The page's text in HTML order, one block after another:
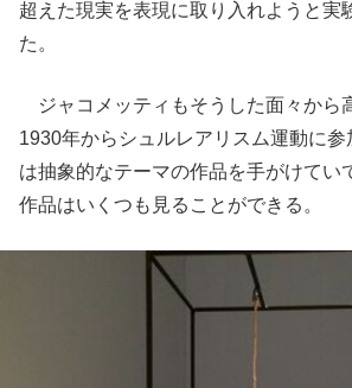
超えた現実を表現に取り入れようと実
た。
ジャコメッティもそうした面々から
1930年からシュルレアリスム運動に参
は抽象的なテーマの作品を手がけてい
作品はいくつも見ることができる。